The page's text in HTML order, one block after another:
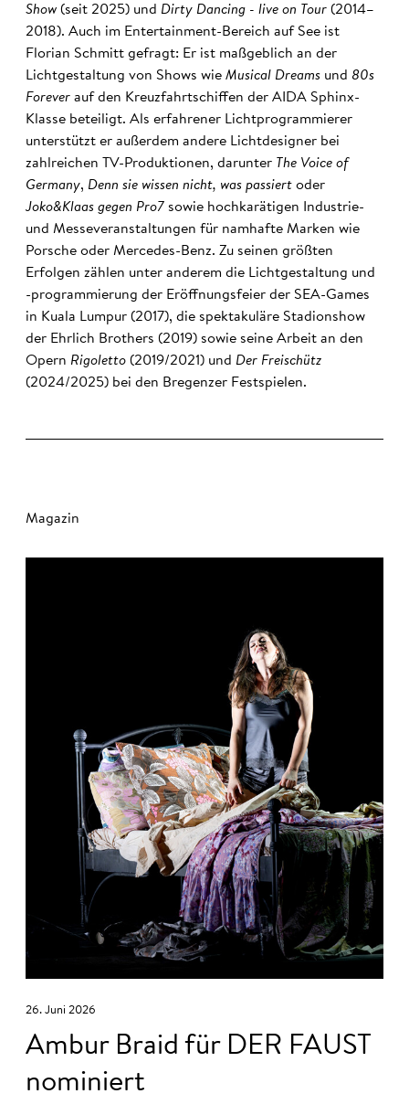
Show (seit 2025) und Dirty Dancing - live on Tour (2014–
2018). Auch im Entertainment-Bereich auf See ist
Florian Schmitt gefragt: Er ist maßgeblich an der
Lichtgestaltung von Shows wie Musical Dreams und 80s
Forever auf den Kreuzfahrtschiffen der AIDA Sphinx-
Klasse beteiligt. Als erfahrener Lichtprogrammierer
unterstützt er außerdem andere Lichtdesigner bei
zahlreichen TV-Produktionen, darunter The Voice of
Germany, Denn sie wissen nicht, was passiert oder
Joko&Klaas gegen Pro7 sowie hochkarätigen Industrie-
und Messeveranstaltungen für namhafte Marken wie
Porsche oder Mercedes-Benz. Zu seinen größten
Erfolgen zählen unter anderem die Lichtgestaltung und
-programmierung der Eröffnungsfeier der SEA-Games
in Kuala Lumpur (2017), die spektakuläre Stadionshow
der Ehrlich Brothers (2019) sowie seine Arbeit an den
Opern Rigoletto (2019/2021) und Der Freischütz
(2024/2025) bei den Bregenzer Festspielen.
Magazin
26. Juni 2026
Ambur Braid für DER FAUST
nominiert